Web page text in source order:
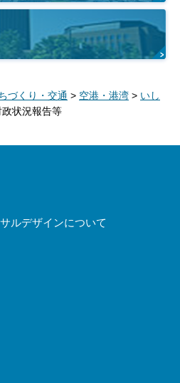
づくり・交通 > 空港・港湾 > いし
政状況報告等
ルデザインについて